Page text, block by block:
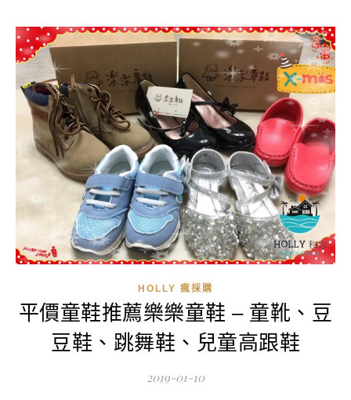
HOLLY 瘋採購
平價童鞋推薦樂樂童鞋 – 童靴、豆
豆鞋、跳舞鞋、兒童高跟鞋
2019-01-10